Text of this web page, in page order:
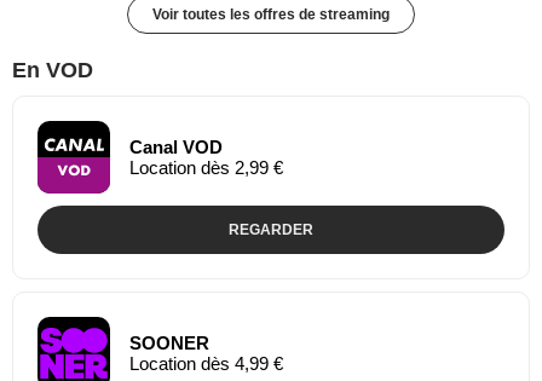
Voir toutes les offres de streaming
En VOD
Canal VOD
Location dès 2,99 €
REGARDER
SOONER
Location dès 4,99 €